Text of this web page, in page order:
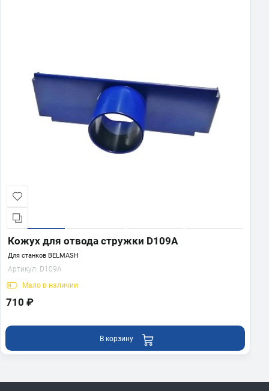
Кожух для отвода стружки D109A
Для станков BELMASH
Артикул: D109A
Мало в наличии
710 ₽
В корзину